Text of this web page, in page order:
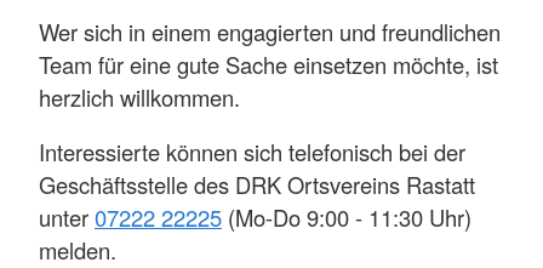
Wer sich in einem engagierten und freundlichen
Team für eine gute Sache einsetzen möchte, ist
herzlich willkommen.
Interessierte können sich telefonisch bei der
Geschäftsstelle des DRK Ortsvereins Rastatt
unter07222 22225 (Mo-Do 9:00 - 11:30 Uhr)
melden.